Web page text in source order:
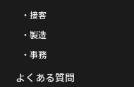
・接客
・製造
・事務
よくある質問